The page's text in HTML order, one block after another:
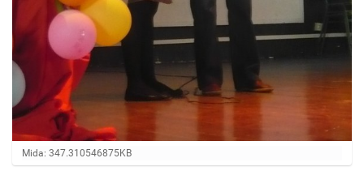
Feu clic per a visualitzar la imatge a mida completa…
Mida: 347.310546875KB